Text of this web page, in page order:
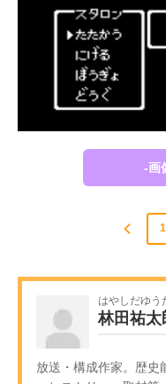
-画
1
はやしだゆう
林田祐太
放送・構成作家。歴史